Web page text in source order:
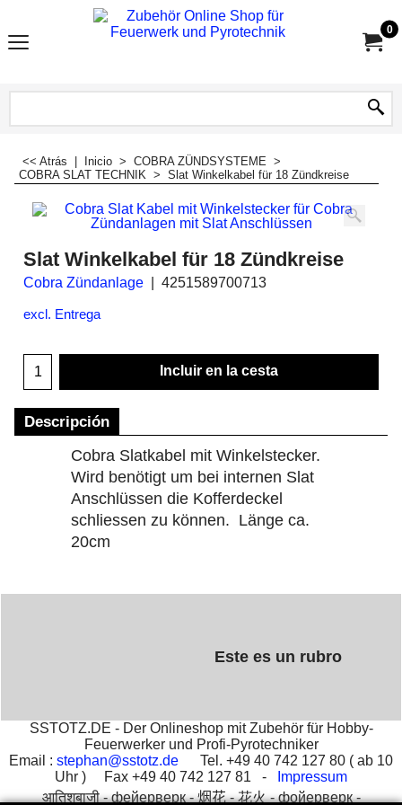
0
<< Atrás Inicio > COBRA ZÜNDSYSTEME >
COBRA SLAT TECHNIK > Slat Winkelkabel für 18 Zündkreise
Slat Winkelkabel für 18 Zündkreise
Cobra Zündanlage 4251589700713
excl. Entrega
Incluir en la cesta
Descripción
Cobra Slatkabel mit Winkelstecker.
Wird benötigt um bei internen Slat
Anschlüssen die Kofferdeckel
schliessen zu können. Länge ca.
20cm
Este es un rubro
SSTOTZ.DE - Der Onlineshop mit Zubehör für Hobby-
Feuerwerker und Profi-Pyrotechniker
Email : stephan@sstotz.de Tel. +49 40 742 127 80 ( ab 10
Uhr ) Fax +49 40 742 127 81 -
Impressum
आतिशबाजी -фейерверк -烟花 -花火 -фойерверк -